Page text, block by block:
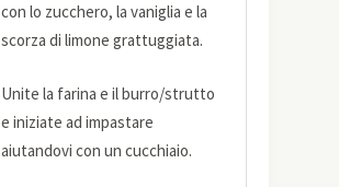
con lo zucchero, la vaniglia e la
scorza di limone grattuggiata.
Unite la farina e il burro/strutto
e iniziate ad impastare
aiutandovi con un cucchiaio.